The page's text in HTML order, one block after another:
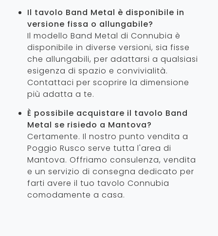
Il tavolo Band Metal è disponibile in
versione fissa o allungabile?
Il modello Band Metal di Connubia è
disponibile in diverse versioni, sia fisse
che allungabili, per adattarsi a qualsiasi
esigenza di spazio e convivialità.
Contattaci per scoprire la dimensione
più adatta a te.
È possibile acquistare il tavolo Band
Metal se risiedo a Mantova?
Certamente. Il nostro punto vendita a
Poggio Rusco serve tutta l'area di
Mantova. Offriamo consulenza, vendita
e un servizio di consegna dedicato per
farti avere il tuo tavolo Connubia
comodamente a casa.